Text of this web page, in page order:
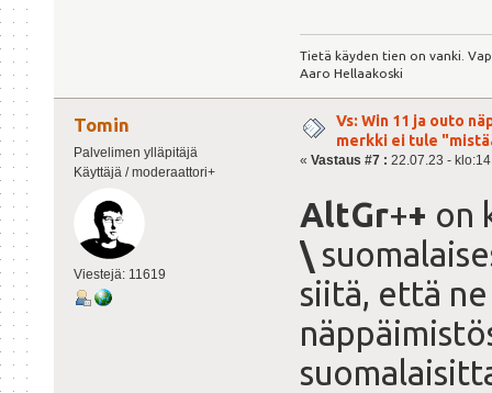
Tietä käyden tien on vanki.
Aaro Hellaakoski
Tomin
Palvelimen ylläpitäjä
Käyttäjä / moderaattori+
Viestejä: 11619
Vs: Win 11 ja outo
merkki ei tule
« Vastaus #7 : 22.07.23 -
AltGr++ on
\
siitä, että